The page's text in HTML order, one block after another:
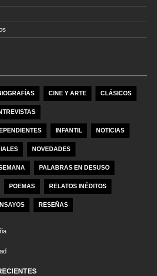
CINE Y ARTE CLÁSICOS
INFANTIL NOTICIAS
NOVEDADES
PALABRAS EN DESUSO
POEMAS RELATOS INÉDITOS
RESEÑAS